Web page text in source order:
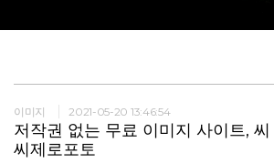
이미지 2021-05-20 13:46:54
저작권 없는 무료 이미지 사이트, 씨
씨제로포토